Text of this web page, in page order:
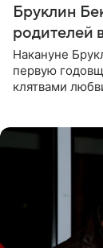
Бруклин
родителей
Накануне
первую
клятвами